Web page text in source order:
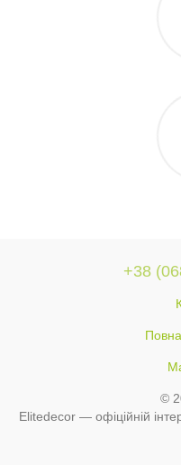
+38
©
Elitedecor — офіційній